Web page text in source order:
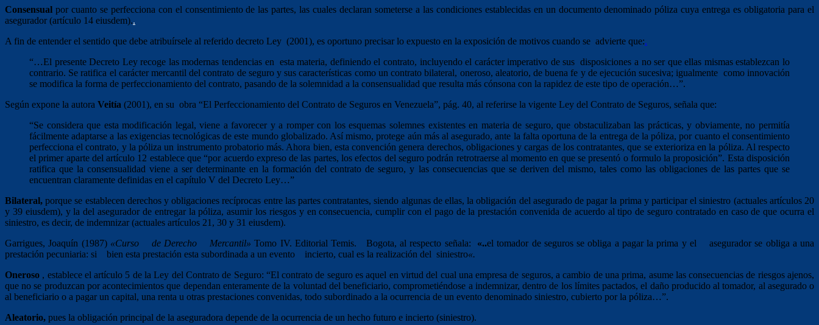
Consensual por cuanto se perfecciona con el consentimiento de las partes, las cuales declaran someterse a las condiciones establecidas en un documento denominado póliza cuya entrega es obligatoria para el
asegurador (artículo 14 eiusdem)..
A fin de entender el sentido que debe atribuírsele al referido decreto Ley (2001), es oportuno precisar lo expuesto en la exposición de motivos cuando se advierte que:.
“…El presente Decreto Ley recoge las modernas tendencias en esta materia, definiendo el contrato, incluyendo el carácter imperativo de sus disposiciones a no ser que ellas mismas establezcan lo
contrario. Se ratifica el carácter mercantil del contrato de seguro y sus características como un contrato bilateral, oneroso, aleatorio, de buena fe y de ejecución sucesiva; igualmente como innovación
se modifica la forma de perfeccionamiento del contrato, pasando de la solemnidad a la consensualidad que resulta más cónsona con la rapidez de este tipo de operación…”.
Según expone la autora Veitía (2001), en su obra “El Perfeccionamiento del Contrato de Seguros en Venezuela”, pág. 40, al referirse la vigente Ley del Contrato de Seguros, señala que:
“Se considera que esta modificación legal, viene a favorecer y a romper con los esquemas solemnes existentes en materia de seguro, que obstaculizaban las prácticas, y obviamente, no permitía
fácilmente adaptarse a las exigencias tecnológicas de este mundo globalizado. Así mismo, protege aún más al asegurado, ante la falta oportuna de la entrega de la póliza, por cuanto el consentimiento
perfecciona el contrato, y la póliza un instrumento probatorio más. Ahora bien, esta convención genera derechos, obligaciones y cargas de los contratantes, que se exterioriza en la póliza. Al respecto
el primer aparte del artículo 12 establece que “por acuerdo expreso de las partes, los efectos del seguro podrán retrotraerse al momento en que se presentó o formulo la proposición”. Esta disposición
ratifica que la consensualidad viene a ser determinante en la formación del contrato de seguro, y las consecuencias que se deriven del mismo, tales como las obligaciones de las partes que se
encuentran claramente definidas en el capítulo V del Decreto Ley…”
Bilateral, porque se establecen derechos y obligaciones recíprocas entre las partes contratantes, siendo algunas de ellas, la obligación del asegurado de pagar la prima y participar el siniestro (actuales artículos 20
y 39 eiusdem), y la del asegurador de entregar la póliza, asumir los riesgos y en consecuencia, cumplir con el pago de la prestación convenida de acuerdo al tipo de seguro contratado en caso de que ocurra el
siniestro, es decir, de indemnizar (actuales artículos 21, 30 y 31 eiusdem).
Garrigues, Joaquín (1987) «Curso de Derecho Mercantil» Tomo IV. Editorial Temis. Bogota, al respecto señala: «..el tomador de seguros se obliga a pagar la prima y el asegurador se obliga a una
prestación pecuniaria: si bien esta prestación esta subordinada a un evento incierto, cual es la realización del siniestro«.
Oneroso , establece el artículo 5 de la Ley del Contrato de Seguro: “El contrato de seguro es aquel en virtud del cual una empresa de seguros, a cambio de una prima, asume las consecuencias de riesgos ajenos,
que no se produzcan por acontecimientos que dependan enteramente de la voluntad del beneficiario, comprometiéndose a indemnizar, dentro de los límites pactados, el daño producido al tomador, al asegurado o
al beneficiario o a pagar un capital, una renta u otras prestaciones convenidas, todo subordinado a la ocurrencia de un evento denominado siniestro, cubierto por la póliza…”.
Aleatorio, pues la obligación principal de la aseguradora depende de la ocurrencia de un hecho futuro e incierto (siniestro).